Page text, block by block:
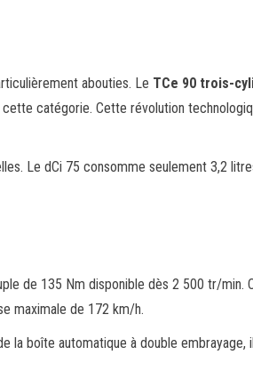
abouties. Le TCe 90 trois-
catégorie. Cette révolution
Le dCi 75 consomme seulement 3,2
de 135 Nm disponible dès 2 500 tr/min.
maximale de 172 km/h.
boîte automatique à double embrayage,